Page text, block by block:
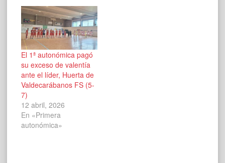
El 1ª autonómica pagó
su exceso de valentía
ante el líder, Huerta de
Valdecarábanos FS (5-
7)
12 abril, 2026
En «Primera
autonómica»